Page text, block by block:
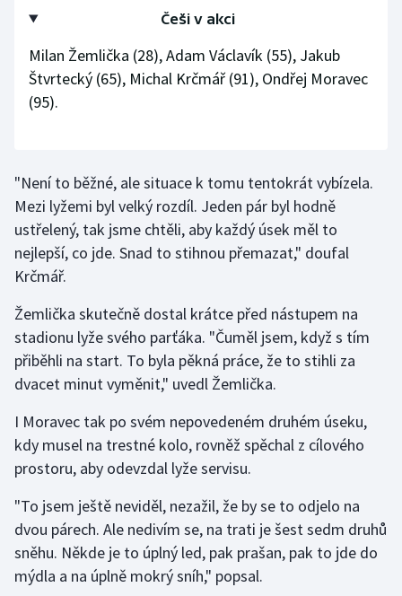
Češi v akci
Milan Žemlička (28), Adam Václavík (55), Jakub
Štvrtecký (65), Michal Krčmář (91), Ondřej Moravec
(95).
"Není to běžné, ale situace k tomu tentokrát vybízela.
Mezi lyžemi byl velký rozdíl. Jeden pár byl hodně
ustřelený, tak jsme chtěli, aby každý úsek měl to
nejlepší, co jde. Snad to stihnou přemazat," doufal
Krčmář.
Žemlička skutečně dostal krátce před nástupem na
stadionu lyže svého parťáka. "Čuměl jsem, když s tím
přiběhli na start. To byla pěkná práce, že to stihli za
dvacet minut vyměnit," uvedl Žemlička.
I Moravec tak po svém nepovedeném druhém úseku,
kdy musel na trestné kolo, rovněž spěchal z cílového
prostoru, aby odevzdal lyže servisu.
"To jsem ještě neviděl, nezažil, že by se to odjelo na
dvou párech. Ale nedivím se, na trati je šest sedm druhů
sněhu. Někde je to úplný led, pak prašan, pak to jde do
mýdla a na úplně mokrý sníh," popsal.